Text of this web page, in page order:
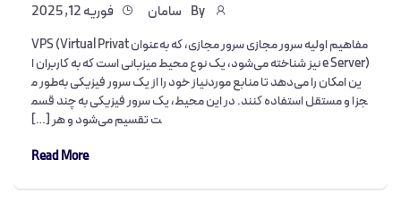
سامان فوریه 12, 2025
مفاهیم اولیه سرور مجازی سرور مجازی، که به‌عنوان VPS (Virtual Privat
e Server) نیز شناخته می‌شود، یک نوع محیط میزبانی است که به کاربران ا
ین امکان را می‌دهد تا منابع موردنیاز خود را از یک سرور فیزیکی به‌طور م
جزا و مستقل استفاده کنند. در این محیط، یک سرور فیزیکی به چند قسم
ت تقسیم می‌شود و هر […]
Read More